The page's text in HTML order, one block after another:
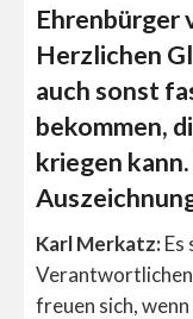
Ehrenbürger
Herzlichen
auch sonst
bekommen,
kriegen
Karl Merkatz:Es
freuen sich, wenn